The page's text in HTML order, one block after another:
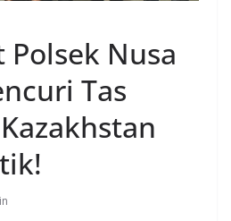
Polsek Nusa
Tas